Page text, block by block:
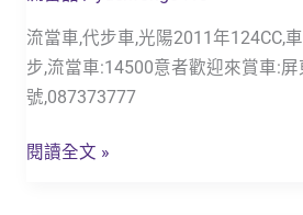
流當車,代步車,光陽2011年124CC,
步,流當車:14500意者歡迎來賞車:屏
號,087373777
閱讀全文 »